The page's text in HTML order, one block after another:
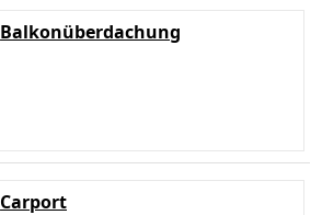
Balkonüberdachung
Carport